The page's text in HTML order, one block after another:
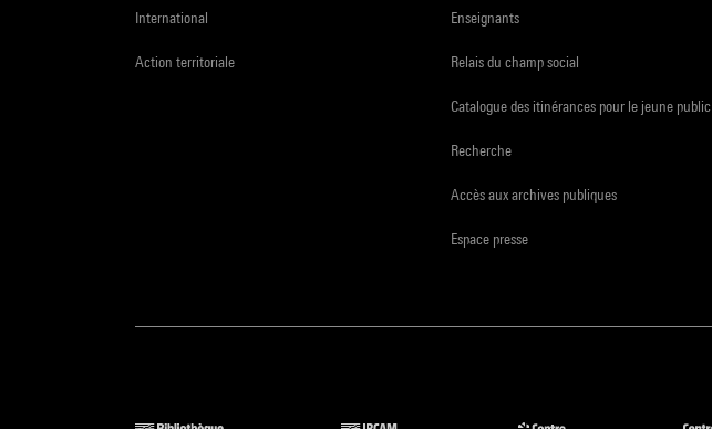
International
Action territoriale
Enseignants
Relais du champ social
Catalogue des itinérances pour le jeune public
Recherche
Accès aux archives publiques
Espace presse